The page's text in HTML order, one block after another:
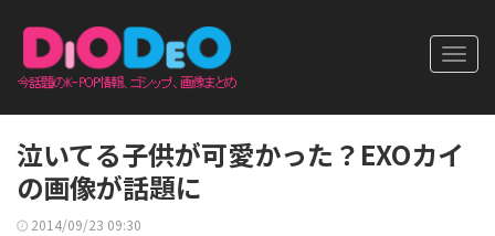
泣いてる子供が可愛かった？EXOカイ
の画像が話題に
2014/09/23 09:30